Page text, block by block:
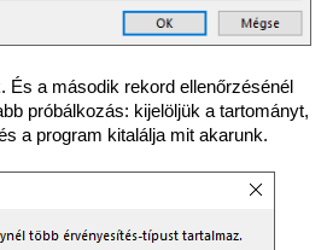
És a második rekord ellenőrzésénél
próbálkozás: kijelöljük a tartományt,
a program kitalálja mit akarunk.